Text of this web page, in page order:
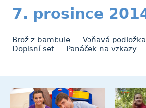
7. prosince
Brož z bambule — Voňavá
Dopisní set — Panáček na vzkazy